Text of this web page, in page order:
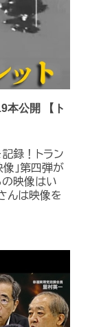
本公開 【ト
録！トラン
｣第四弾が
映像はい
んは映像を